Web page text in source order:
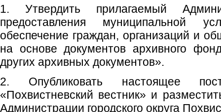
1. Утвердить прилагаемый
предоставления муниципальной
обеспечение граждан, организаций и
на основе документов архивного
других архивных документов».
2. Опубликовать настоящее
«Похвистневский вестник» и
Администрации городского округа